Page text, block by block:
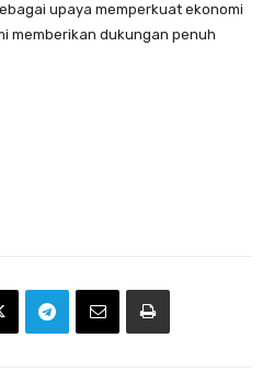
upaya memperkuat ekonomi
memberikan dukungan penuh